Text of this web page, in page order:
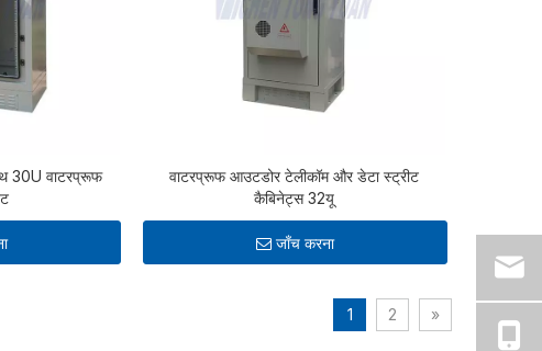
30U वाटरप्रूफ
वाटरप्रूफ आउटडोर टेलीकॉम और डेटा स्ट्रीट
कैबिनेट्स 32यू
जाँच करना
1 2 »